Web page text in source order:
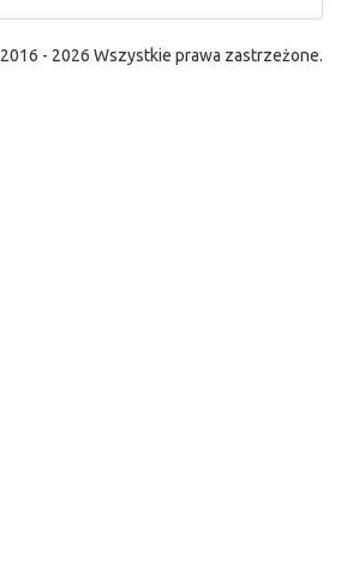
2016 - 2026 Wszystkie prawa zastrzeżone.